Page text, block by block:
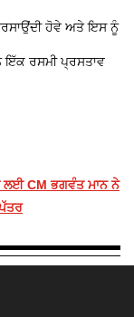
ਹੋਵੇ ਅਤੇ ਇਸ ਨੂੰ
ਇੱਕ ਰਸਮੀ ਪ੍ਰਸਤਾਵ
ਲਈ CM ਭਗਵੰਤ ਮਾਨ ਨੇ